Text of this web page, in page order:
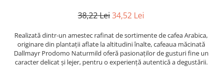
38,22 Lei34,52 Lei
Realizată dintr-un amestec rafinat de sortimente de cafea Arabica,
originare din plantații aflate la altitudini înalte, cafeaua măcinată
Dallmayr Prodomo Naturmild oferă pasionaților de gusturi fine un
caracter delicat și lejer, pentru o experiență autentică a degustării.